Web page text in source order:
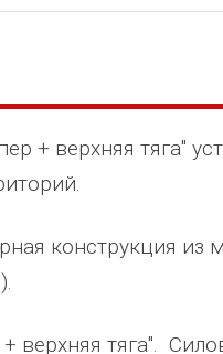
+ верхняя тяга"
конструкция из
тяга".